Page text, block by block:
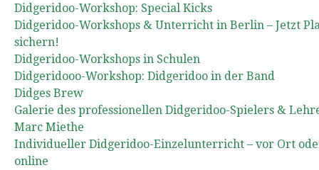
Didgeridoo-Workshop: Special Kicks
Didgeridoo-Workshops & Unterricht in Berlin – Jetzt
sichern!
Didgeridoo-Workshops in Schulen
Didgeridooo-Workshop: Didgeridoo in der Band
Didges Brew
Galerie des professionellen Didgeridoo-Spielers &
Marc Miethe
Individueller Didgeridoo-Einzelunterricht – vor Ort
online